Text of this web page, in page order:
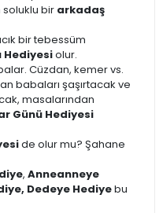
bir arkadaş
bir tebessüm
Hediyesiolur.
Cüzdan, kemer vs.
babaları şaşırtacak ve
masalarından
Günü Hediyesi
de olur mu? Şahane
, Anneanneye
Dedeye Hediyebu